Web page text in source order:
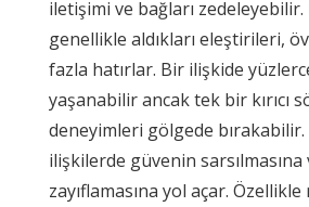
iletişimi ve bağları
genellikle aldıkları eleştirileri,
fazla hatırlar. Bir ilişkide
yaşanabilir ancak tek bir kırıcı
deneyimleri gölgede
ilişkilerde güvenin sarsılmasına
zayıflamasına yol açar.